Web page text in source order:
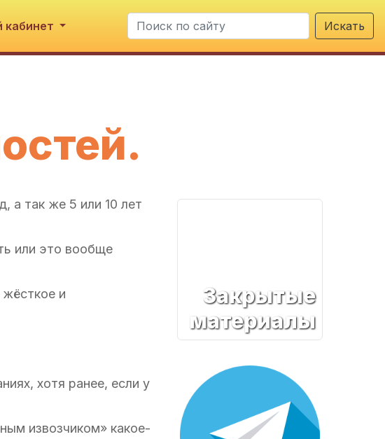
кабинет Искать
а так же 5 или 10 лет
или это вообще
и
хотя ранее, если у
извозчиком» какое-
Закрытые
материалы